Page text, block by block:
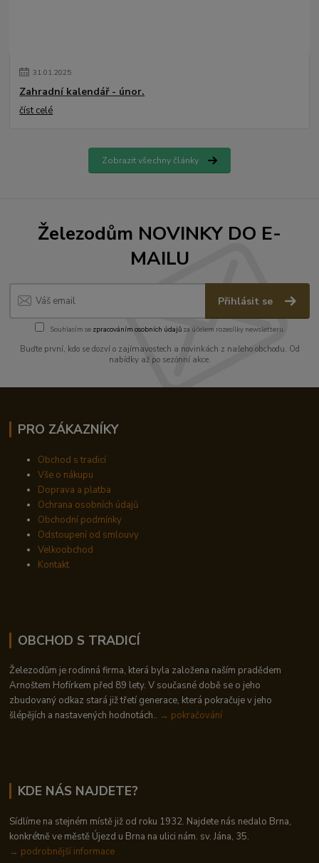
31.01.2025
Zahradní kalendář - únor.
číst celé
Zobrazit všechny články
Železodům NOVINKY DO E-
MAILU
Přihlásit se
Souhlasím se zpracováním osobních údajůza účelem rozesílky newsletteru.
Buďte první, kdo se dozví o zajímavostech a novinkách z našeho obchodu. Od
nabídky až po sezónní akce.
PRO ZÁKAZNÍKY
Obchod s tradicí
Vše o nákupu
Doprava a platba
Ochrana osobních údajů
Obchodní podmínky
Odstoupení od smlouvy
Velkoobchod
Kontakt
OBCHOD S TRADICÍ
Železodům je rodinná firma, která byla založena naším pradědem
Arnoštem Hofírkem před 89 lety. V současné době se o jeho
zbudovaný odkaz stará již třetí generace, která pokračuje v jeho
šlépějích a nastavených hodnotách.. → pokračování
KDE NÁS NAJDETE?
Sídlíme na stejném místě již od roku 1932. Najdete nás nedalo Brna,
konkrétně ve městě Újezd u Brna na ulici nám. sv. Jána, 35.
→ podrobnější informace